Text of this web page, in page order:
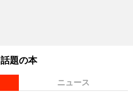
話題の本
ニュース